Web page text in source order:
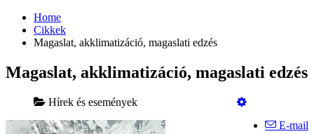
Home
Cikkek
Magaslat, akklimatizáció, magaslati edzés
Magaslat, akklimatizáció, magaslati edzés
E-mail
Hírek és események